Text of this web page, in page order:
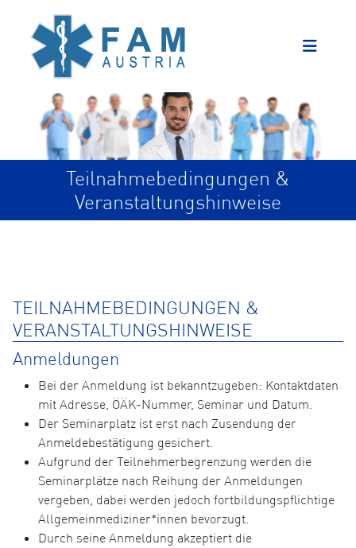
Teilnahmebedingungen &
Veranstaltungshinweise
TEILNAHMEBEDINGUNGEN &
VERANSTALTUNGSHINWEISE
Anmeldungen
Bei der Anmeldung ist bekanntzugeben: Kontaktdaten
mit Adresse, ÖÄK-Nummer, Seminar und Datum.
Der Seminarplatz ist erst nach Zusendung der
Anmeldebestätigung gesichert.
Aufgrund der Teilnehmerbegrenzung werden die
Seminarplätze nach Reihung der Anmeldungen
vergeben, dabei werden jedoch fortbildungspflichtige
Allgemeinmediziner*innen bevorzugt.
Durch seine Anmeldung akzeptiert die